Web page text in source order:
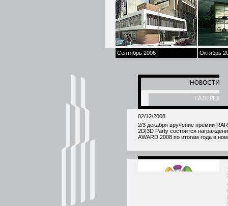
Сентябрь 2006 Октябрь
02/12/2008
2/3 декабря вручение премии
2D|3D Party состоится
AWARD 2008 по итогам года в